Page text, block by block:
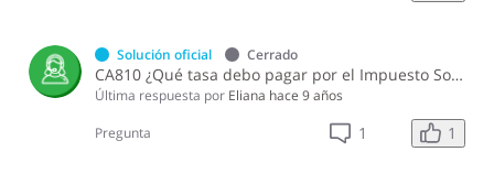
Solución oficial Cerrado
CA810 ¿Qué tasa debo pagar por el Impuesto Sobre la Ganancia de Capital?
Última respuesta por Eliana hace 9 años
Pregunta 1 1